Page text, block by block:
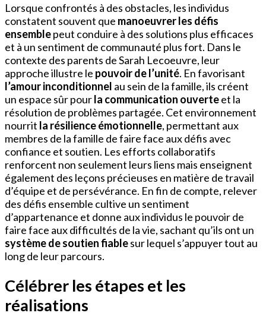
Lorsque confrontés à des obstacles, les individus
constatent souvent que manoeuvrer les défis
ensemblepeut conduire à des solutions plus efficaces
et à un sentiment de communauté plus fort. Dans le
contexte des parents de Sarah Lecoeuvre, leur
approche illustre le pouvoir de l’unité. En favorisant
l’amour inconditionnel au sein de la famille, ils créent
un espace sûr pourla communication ouverteet la
résolution de problèmes partagée. Cet environnement
nourrit la résilience émotionnelle, permettant aux
membres de la famille de faire face aux défis avec
confiance et soutien. Les efforts collaboratifs
renforcent non seulement leurs liens mais enseignent
également des leçons précieuses en matière de travail
d’équipe et de persévérance. En fin de compte, relever
des défis ensemble cultive un sentiment
d’appartenance et donne aux individus le pouvoir de
faire face aux difficultés de la vie, sachant qu’ils ont un
système de soutien fiablesur lequel s’appuyer tout au
long de leur parcours.
Célébrer les étapes et les
réalisations